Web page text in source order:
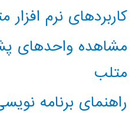
کاربردهای نرم افزار
مشاهده واحدهای
متلب
راهنمای برنامه